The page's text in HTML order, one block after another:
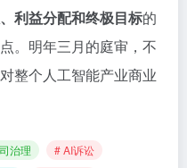
利益分配和终极目标的
。明年三月的庭审，不
整个人工智能产业商业
治理
# AI诉讼